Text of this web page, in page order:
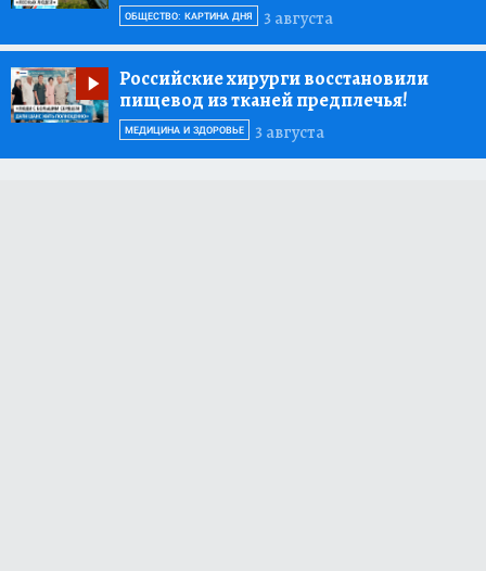
3 августа
ОБЩЕСТВО: КАРТИНА ДНЯ
Российские хирурги восстановили
пищевод из тканей предплечья!
3 августа
МЕДИЦИНА И ЗДОРОВЬЕ